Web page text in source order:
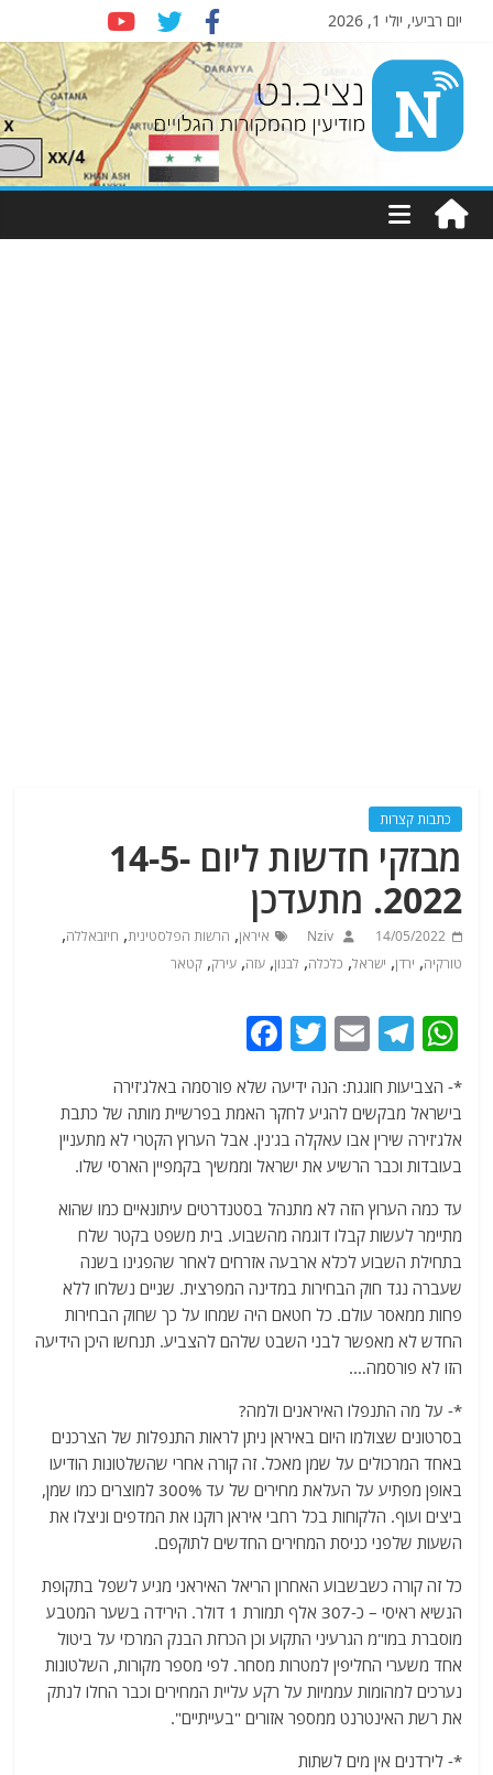
יום רביעי, יולי 1, 2026
Nziv.net
מודיעין
מהמקורות
כתבות קצרות
מבזקי חדשות ליום 14-5-
2022. מתעדכן
14/05/2022
Nziv איראן, הרשות הפלסטינית, חיזבאללה,
טורקיה, ירדן, ישראל, כלכלה, לבנון,עזה,עירק,קטאר
W
at
s
A
p
p
T
e
g
ra
m
E
ai
l
T
itt
er
c
e
b
o
o
k
*- הצביעות חוגגת: הנה ידיעה שלא פורסמה באלג'זירה
בישראל מבקשים להגיע לחקר האמת בפרשיית מותה של כתבת
אלג'זירה שירין אבו עאקלה בג'נין. אבל הערוץ הקטרי לא מתעניין
בעובדות וכבר הרשיע את ישראל וממשיך בקמפיין הארסי שלו.
עד כמה הערוץ הזה לא מתנהל בסטנדרטים עיתונאיים כמו שהוא
מתיימר לעשות קבלו דוגמה מהשבוע. בית משפט בקטר שלח
בתחילת השבוע לכלא ארבעה אזרחים לאחר שהפגינו בשנה
שעברה נגד חוק הבחירות במדינה המפרצית. שניים נשלחו ללא
פחות ממאסר עולם. כל חטאם היה שמחו על כך שחוק הבחירות
החדש לא מאפשר לבני השבט שלהם להצביע. תנחשו היכן הידיעה
הזו לא פורסמה….
*- על מה התנפלו האיראנים ולמה?
בסרטונים שצולמו היום באיראן ניתן לראות התנפלות של הצרכנים
באחד המרכולים על שמן מאכל. זה קורה אחרי שהשלטונות הודיעו
באופן מפתיע על העלאת מחירים של עד 300% למוצרים כמו שמן,
ביצים ועוף. הלקוחות בכל רחבי איראן רוקנו את המדפים וניצלו את
השעות שלפני כניסת המחירים החדשים לתוקפם.
כל זה קורה כשבשבוע האחרון הריאל האיראני מגיע לשפל בתקופת
הנשיא ראיסי – כ-307 אלף תמורת 1 דולר. הירידה בשער המטבע
מוסברת במו"מ הגרעיני התקוע וכן הכרזת הבנק המרכזי על ביטול
אחד משערי החליפין למטרות מסחר. לפי מספר מקורות, השלטונות
נערכים למהומות עממיות על רקע עליית המחירים וכבר החלו לנתק
את רשת האינטרנט ממספר אזורים "בעייתיים".
*- לירדנים אין מים לשתות